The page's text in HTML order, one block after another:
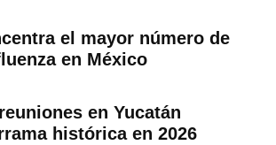
el mayor número de
en México
en Yucatán
histórica en 2026